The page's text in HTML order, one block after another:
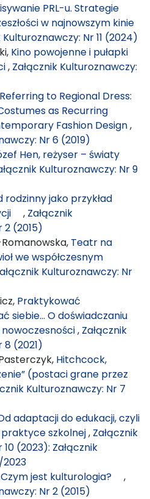
PRL-u. Strategie
w najnowszym kinie
Kulturoznawczy: Nr 11 (2024)
Kino powojenne i pułapki
, Załącznik Kulturoznawczy:
to Regional Dress:
as Recurring
Fashion Design,
Nr 6 (2019)
Hen, reżyser – światy
Kulturoznawczy: Nr 9
rodzinny jako przykład
, Załącznik
2 (2015)
Teatr na
we współczesnym
Kulturoznawczy: Nr
Praktykować
siebie… O doświadczaniu
, Załącznik
8 (2021)
Hitchcock,
(postaci grane przez
Kulturoznawczy: Nr 7
adaptacji do edukacji, czyli
szkolnej, Załącznik
(2023): Załącznik
2023
Czym jest kulturologia? ,
Nr 2 (2015)